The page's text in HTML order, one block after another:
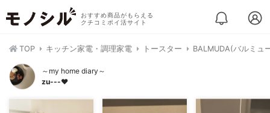
おすすめ商品がもらえる
クチコミポイ活サイト
TOP キッチン家電・調理家電 トースター BALMUDA(バルミュ
～my home diary～
zu---❤︎